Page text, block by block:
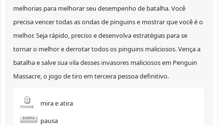
melhorias para melhorar seu desempenho de batalha. Você
precisa vencer todas as ondas de pinguins e mostrar que você é o
melhor. Seja rápido, preciso e desenvolva estratégias para se
tornar o melhor e derrotar todos os pinguins maliciosos. Vença a
batalha e salve sua vila desses invasores maliciosos em Penguin
Massacre, o jogo de tiro em terceira pessoa definitivo.
mira e atira
pausa